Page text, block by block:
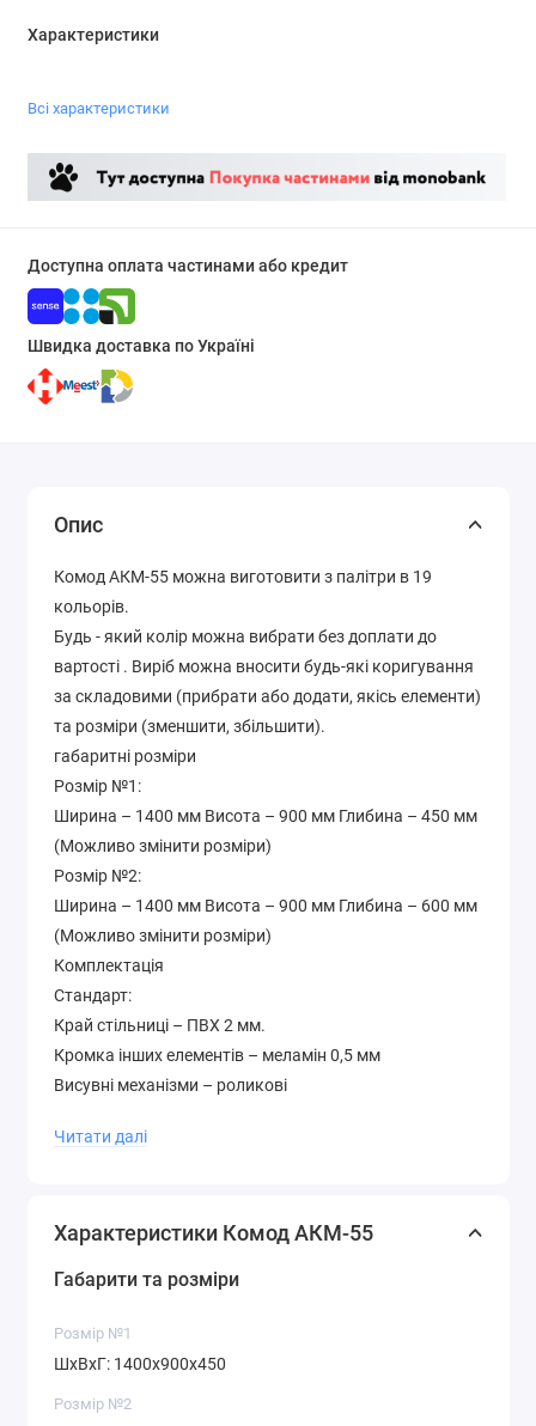
Характеристики
Всі характеристики
Доступна оплата частинами або кредит
Швидка доставка по Україні
Опис
Комод АКМ-55 можна виготовити з палітри в 19
кольорів.
Будь - який колір можна вибрати без доплати до
вартості . Виріб можна вносити будь-які коригування
за складовими (прибрати або додати, якісь елементи)
та розміри (зменшити, збільшити).
габаритні розміри
Розмір №1:
Ширина – 1400 мм Висота – 900 мм Глибина – 450 мм
(Можливо змінити розміри)
Розмір №2:
Ширина – 1400 мм Висота – 900 мм Глибина – 600 мм
(Можливо змінити розміри)
Комплектація
Стандарт:
Край стільниці – ПВХ 2 мм.
Кромка інших елементів – меламін 0,5 мм
Висувні механізми – роликові
Край стільниці – ПВХ 2 мм.
Додатково
12 місяців Матеріал – ламіноване ДСП 16 мм. На
фасад встановлені накладки МДФ
Палітра кольорів лДСП (будь-який колір можна
Читати далі
Характеристики Комод АКМ-55
Габарити та розміри
Розмір №1
ШхВхГ: 1400х900х450
Розмір №2